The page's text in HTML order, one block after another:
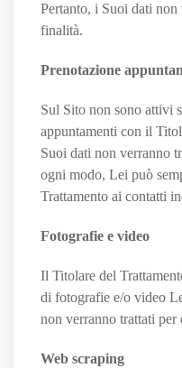
Pertanto, i Suoi dati non
finalità.
Prenotazione
Sul Sito non sono attivi
appuntamenti con il
Suoi dati non verranno
ogni modo, Lei può
Trattamento ai contatti
Fotografie e video
Il Titolare del
di fotografie e/o video
non verranno trattati per
Web scraping